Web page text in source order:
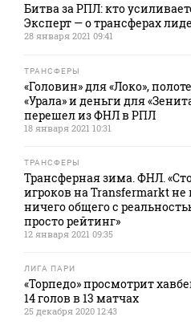
Битва за РПЛ: кто
Эксперт — о трансферах
28 января 2021 09:41
ТРАНСФЕРЫ
«Головин» для «Локо»,
«Урала» и деньги для
перешел из ФНЛ в РПЛ
18 января 2021 10:31
ТРАНСФЕРЫ
Трансферная зима. ФНЛ.
игроков на Transfermarkt не
ничего общего с
просто рейтинг»
12 января 2021 09:35
ЛИГА ПАРИ
«Торпедо» просмотрит
14 голов в 13 матчах
25 декабря 2020 12:43